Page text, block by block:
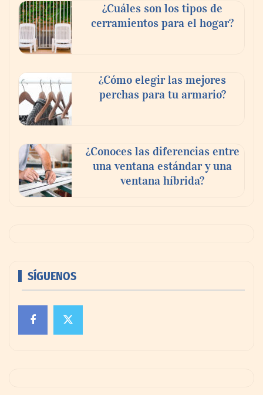
¿Cuáles son los tipos de
cerramientos para el hogar?
¿Cómo elegir las mejores
perchas para tu armario?
¿Conoces las diferencias entre
una ventana estándar y una
ventana híbrida?
SÍGUENOS